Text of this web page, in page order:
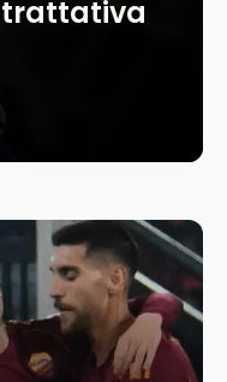
trattativa